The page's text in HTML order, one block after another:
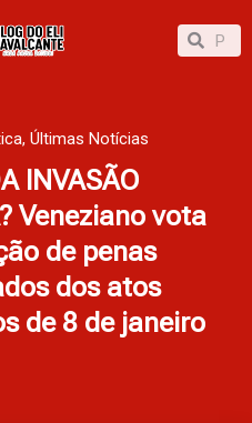
Pesquisar
, Últimas Notícias
INVASÃO
Veneziano vota
de penas
dos atos
de 8 de janeiro